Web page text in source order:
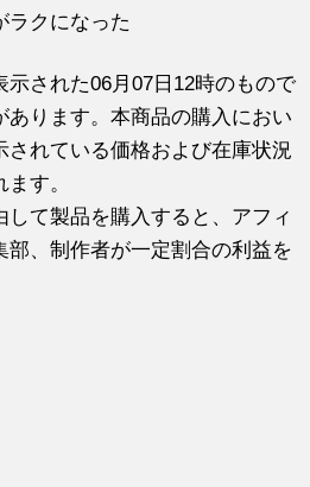
ラクになった
された06月07日12時のもので
あります。本商品の購入におい
されている価格および在庫状況
す。
して製品を購入すると、アフィ
部、制作者が一定割合の利益を